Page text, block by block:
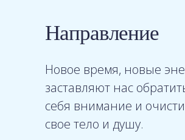
Направление
Новое время, новые
заставляют нас
себя внимание и
свое тело и душу.